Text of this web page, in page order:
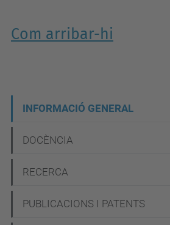
Com arribar-hi
a
v
g
a
INFORMACIÓ GENERAL
DOCÈNCIA
RECERCA
PUBLICACIONS I PATENTS